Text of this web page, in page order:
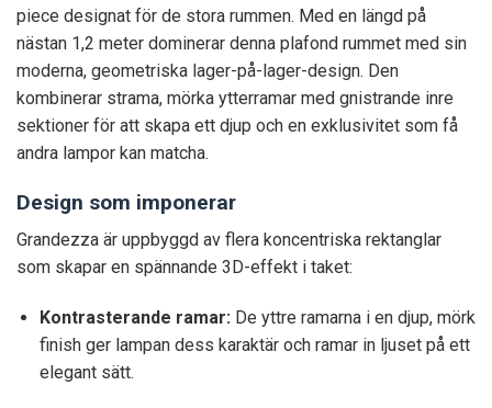
piece designat för de stora rummen. Med en längd på
nästan 1,2 meter dominerar denna plafond rummet med sin
moderna, geometriska lager-på-lager-design. Den
kombinerar strama, mörka ytterramar med gnistrande inre
sektioner för att skapa ett djup och en exklusivitet som få
andra lampor kan matcha.
Design som imponerar
Grandezza är uppbyggd av flera koncentriska rektanglar
som skapar en spännande 3D-effekt i taket:
Kontrasterande ramar:De yttre ramarna i en djup, mörk
finish ger lampan dess karaktär och ramar in ljuset på ett
elegant sätt.